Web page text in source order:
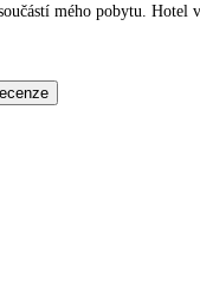
mého pobytu. Hotel